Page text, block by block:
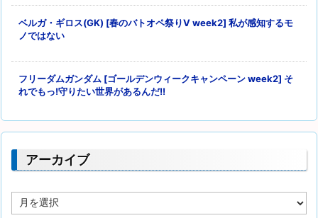
ベルガ・ギロス(GK) [春のバトオペ祭りV week2] 私が感知するモ
ノではない
フリーダムガンダム [ゴールデンウィークキャンペーン week2] そ
れでもっ!守りたい世界があるんだ!!
アーカイブ
ー